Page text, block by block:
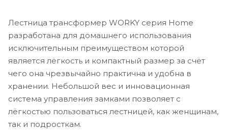
Лестница трансформер WORKY серия Home
разработана для домашнего использования
исключительным преимуществом которой
является лёгкость и компактный размер за счёт
чего она чрезвычайно практична и удобна в
хранении. Небольшой вес и инновационная
система управления замками позволяет с
лёгкостью пользоваться лестницей, как женщинам,
так и подросткам.